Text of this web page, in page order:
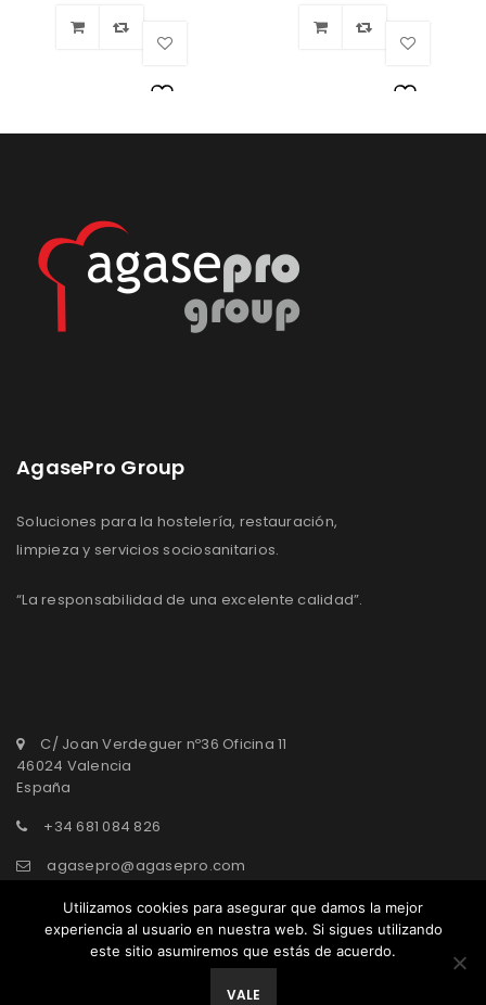
Lista
Lista
AgasePro Group
Soluciones para la hostelería, restauración,
limpieza y servicios sociosanitarios.
“La responsabilidad de una excelente calidad”.
C/ Joan Verdeguer nº36 Oficina 11
46024 Valencia
España
+34 681 084 826
agasepro@agasepro.com
© AgasePro Group. All Rights Reserved.
Utilizamos cookies para asegurar que damos la mejor
experiencia al usuario en nuestra web. Si sigues utilizando
este sitio asumiremos que estás de acuerdo.
VALE